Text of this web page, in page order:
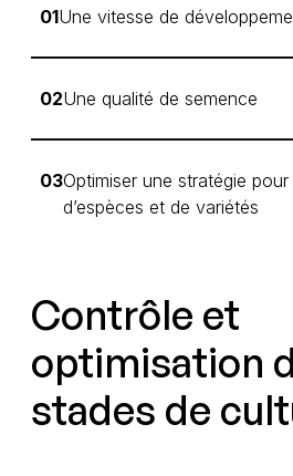
01Une vitesse de
02Une qualité de semence
03Optimiser une stratégie
d’espèces et de variétés
Contrôle et
optimisation
stades de